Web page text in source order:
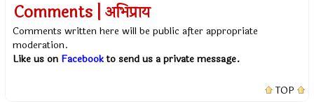
Comments | अभिप्राय
Comments written here will be public after appropriate
moderation.
Like us on Facebookto send us a private message.
TOP